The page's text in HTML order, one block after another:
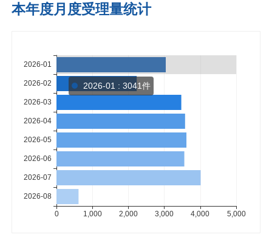
本年度月度受理量统计
2026-01 : 3041件